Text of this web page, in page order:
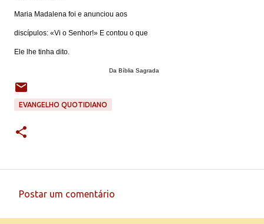
Maria Madalena foi e anunciou aos
discípulos: «Vi o Senhor!» E contou o que
Ele lhe tinha dito.
Da Bíblia Sagrada
EVANGELHO QUOTIDIANO
Postar um comentário